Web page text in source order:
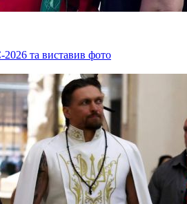
та виставив фото